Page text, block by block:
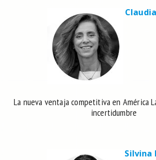
La nueva ventaja competitiva en América
incertidumbre
Silvina